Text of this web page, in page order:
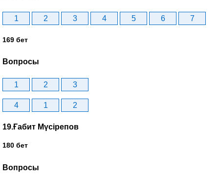
1 2 3 4 5 6 7
169 бет
Вопросы
1 2 3
4 1 2
19.Ғабит Мүсірепов
180 бет
Вопросы